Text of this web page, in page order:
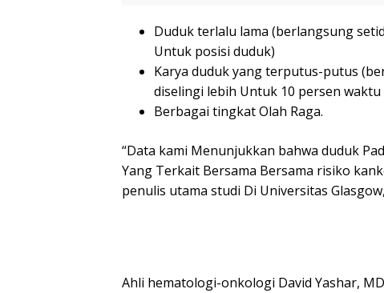
Duduk terlalu lama (berlangsung
Untuk posisi duduk)
Karya duduk yang terputus-putus
diselingi lebih Untuk 10 persen
Berbagai tingkat Olah Raga.
“Data kami Menunjukkan bahwa duduk
Yang Terkait Bersama Bersama risiko
penulis utama studi Di Universitas
Ahli hematologi-onkologi David Yashar,